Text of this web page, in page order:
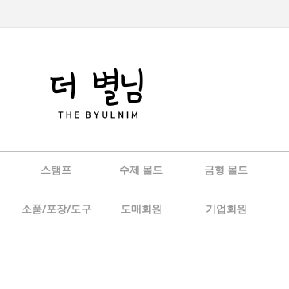
스탬프 수제 몰드 금형 몰드
소품/포장/도구 도매회원 기업회원